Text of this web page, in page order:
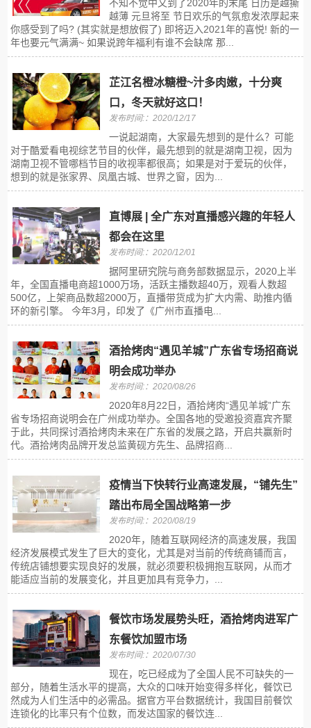
不知不觉中又到了2020年的末尾 日历是越撕
越薄 元旦将至 节日欢乐的气氛愈发浓厚起来
你感受到了吗? (其实就是想放假了) 即将迈入2021年的喜悦! 新的一
年也要元气满满~ 如果说跨年福利有谁不会缺席 那...
芷江名橙冰糖橙~汁多肉嫩，十分爽
口，冬天就好这口！
发布时间:：2020/12/17
一说起湖南，大家最先想到的是什么？可能
对于酷爱看电视综艺节目的伙伴，最先想到的就是湖南卫视，因为
湖南卫视不管哪档节目的收视率都很高；如果是对于爱玩的伙伴，
想到的就是张家界、凤凰古城、世界之窗，因为...
直博展 | 全广东对直播感兴趣的年轻人
都会在这里
发布时间:：2020/12/01
据阿里研究院与商务部数据显示，2020上半
年，全国直播电商超1000万场，活跃主播数超40万，观看人数超
500亿，上架商品数超2000万，直播带货成为扩大内需、助推内循
环的新引擎。 今年3月，印发了《广州市直播电...
酒拾烤肉“遇见羊城”广东省专场招商说
明会成功举办
发布时间:：2020/08/26
2020年8月22日，酒拾烤肉“遇见羊城”广东
省专场招商说明会在广州成功举办。全国各地的受邀投资嘉宾齐聚
于此，共同探讨酒拾烤肉未来在广东省的发展之路，开启共赢新时
代。酒拾烤肉品牌开发总监黄砚方先生、品牌招商...
疫情当下快转行业高速发展，“铺先生”
踏出布局全国战略第一步
发布时间:：2020/08/19
2020年，随着互联网经济的高速发展，我国
经济发展模式发生了巨大的变化，尤其是对当前的传统商铺而言，
传统店铺想要实现良好的发展，就必须要积极拥抱互联网，从而才
能适应当前的发展变化，并且更加具有竞争力，...
餐饮市场发展势头旺，酒拾烤肉进军广
东餐饮加盟市场
发布时间:：2020/07/30
现在，吃已经成为了全国人民不可缺失的一
部分，随着生活水平的提高，大众的口味开始变得多样化，餐饮已
然成为人们生活中的必需品。据官方平台数据统计，我国目前餐饮
连锁化的比率只有个位数，而发达国家的餐饮连...